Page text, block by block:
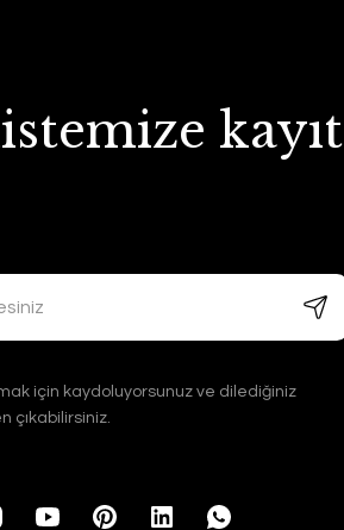
kayıt
için kaydoluyorsunuz ve dilediğiniz
çıkabilirsiniz.